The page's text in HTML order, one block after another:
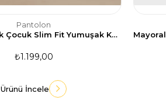
Pantolon
Mayoral Erkek Çocuk Slim Fit Yumuşak Kot Pantolon
₺1.199,00
Ürünü İncele